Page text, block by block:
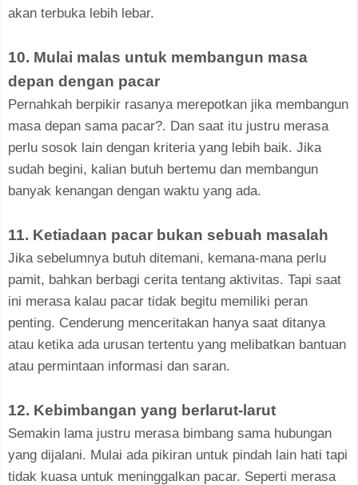
akan terbuka lebih lebar.
10. Mulai malas untuk membangun masa
depan dengan pacar
Pernahkah berpikir rasanya merepotkan jika membangun
masa depan sama pacar?. Dan saat itu justru merasa
perlu sosok lain dengan kriteria yang lebih baik. Jika
sudah begini, kalian butuh bertemu dan membangun
banyak kenangan dengan waktu yang ada.
11. Ketiadaan pacar bukan sebuah masalah
Jika sebelumnya butuh ditemani, kemana-mana perlu
pamit, bahkan berbagi cerita tentang aktivitas. Tapi saat
ini merasa kalau pacar tidak begitu memiliki peran
penting. Cenderung menceritakan hanya saat ditanya
atau ketika ada urusan tertentu yang melibatkan bantuan
atau permintaan informasi dan saran.
12. Kebimbangan yang berlarut-larut
Semakin lama justru merasa bimbang sama hubungan
yang dijalani. Mulai ada pikiran untuk pindah lain hati tapi
tidak kuasa untuk meninggalkan pacar. Seperti merasa